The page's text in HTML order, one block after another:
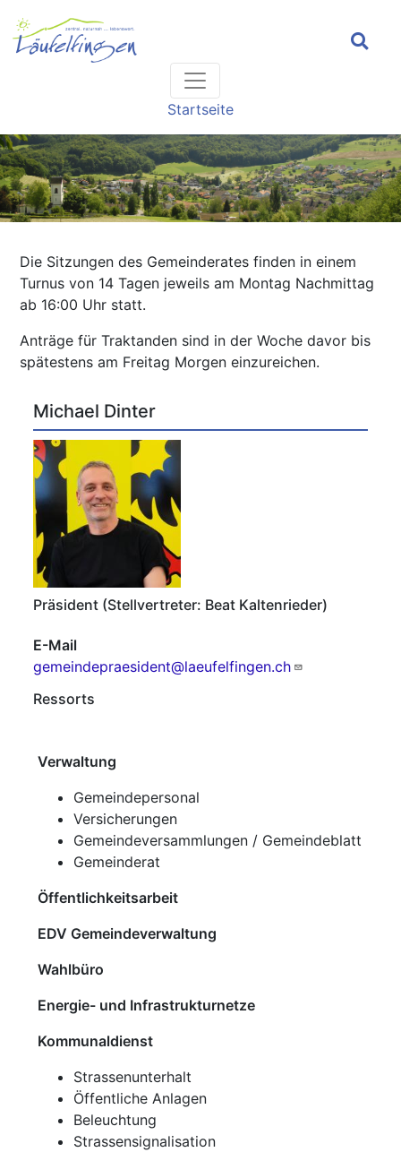
Hauptnavigation
Pfadnavigation
Startseite
Die Sitzungen des Gemeinderates finden in einem
Turnus von 14 Tagen jeweils am Montag Nachmittag
ab 16:00 Uhr statt.
Anträge für Traktanden sind in der Woche davor bis
spätestens am Freitag Morgen einzureichen.
Michael Dinter
Präsident (Stellvertreter: Beat Kaltenrieder)
E-Mail
gemeindepraesident@laeufelfingen.ch
Ressorts
Verwaltung
Gemeindepersonal
Versicherungen
Gemeindeversammlungen / Gemeindeblatt
Gemeinderat
Öffentlichkeitsarbeit
EDV Gemeindeverwaltung
Wahlbüro
Energie- und Infrastrukturnetze
Kommunaldienst
Strassenunterhalt
Öffentliche Anlagen
Beleuchtung
Strassensignalisation